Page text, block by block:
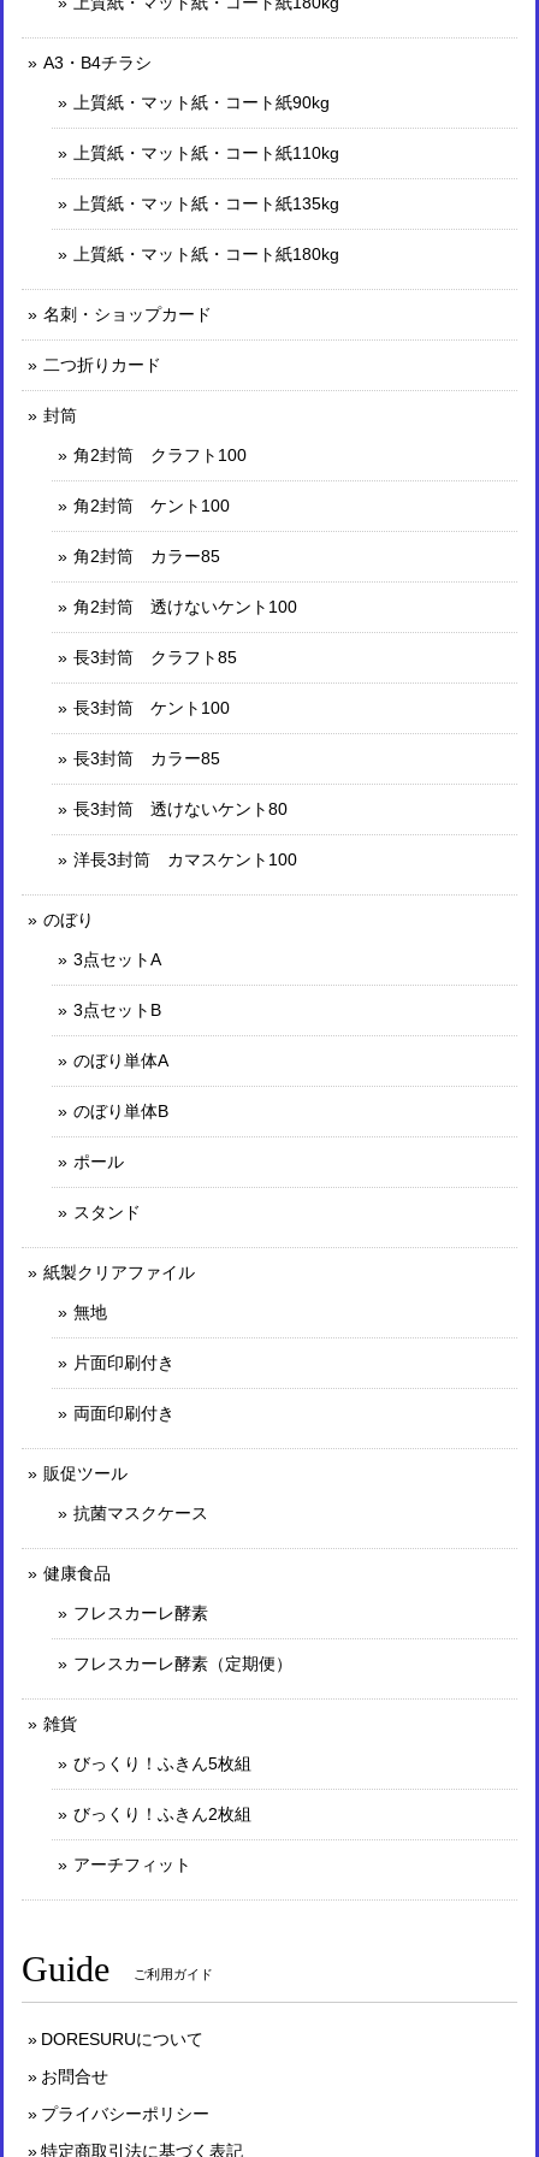
A3・B4チラシ
上質紙・マット紙・コート紙90kg
上質紙・マット紙・コート紙110kg
上質紙・マット紙・コート紙135kg
上質紙・マット紙・コート紙180kg
名刺・ショップカード
二つ折りカード
封筒
角2封筒 クラフト100
角2封筒 ケント100
角2封筒 カラー85
角2封筒 透けないケント100
長3封筒 クラフト85
長3封筒 ケント100
長3封筒 カラー85
長3封筒 透けないケント80
洋長3封筒 カマスケント100
のぼり
3点セットA
3点セットB
のぼり単体A
のぼり単体B
ポール
スタンド
紙製クリアファイル
無地
片面印刷付き
両面印刷付き
販促ツール
抗菌マスクケース
健康食品
フレスカーレ酵素
フレスカーレ酵素（定期便）
雑貨
びっくり！ふきん5枚組
びっくり！ふきん2枚組
アーチフィット
Guide ご利用ガイド
DORESURUについて
お問合せ
プライバシーポリシー
特定商取引法に基づく表記